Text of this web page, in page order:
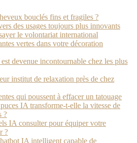
bouclés fins et fragiles ?
des usages toujours plus innovants
le volontariat international
vertes dans votre décoration
devenue incontournable chez les plus
institut de relaxation près de chez
qui poussent à effacer un tatouage
IA transforme-t-elle la vitesse de
?
IA consulter pour équiper votre
?
IA intelligent capable de